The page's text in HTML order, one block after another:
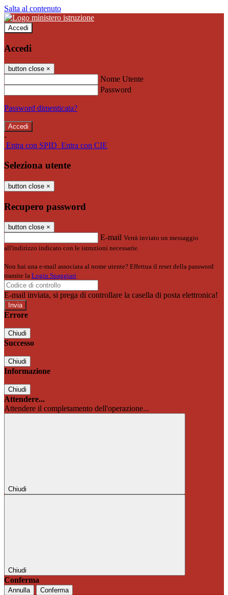
Salta al contenuto
Accedi
Accedi
button close ×
Nome Utente
Password
Password dimenticata?
-
Entra con SPID Entra con CIE
Seleziona utente
button close ×
Recupero password
button close ×
E-mail Verrà inviato un messaggio
all'indirizzo indicato con le istruzioni necessarie.
Non hai una e-mail associata al nome utente? Effettua il reset della password
tramite la Login Spaggiari
E-mail inviata, si prega di controllare la casella di posta elettronica!
Errore
Chiudi
Successo
Chiudi
Informazione
Chiudi
Attendere...
Attendere il completamento dell'operazione...
Chiudi
Chiudi
Conferma
Annulla Conferma